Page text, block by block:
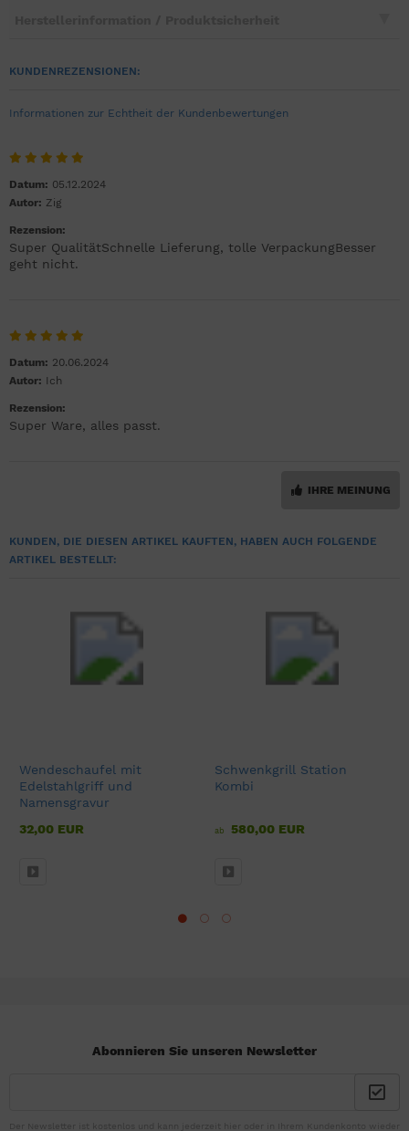
KUNDENREZENSIONEN:
Informationen zur Echtheit der Kundenbewertungen
Datum: 05.12.2024
Autor: Zig
Rezension:
Super QualitätSchnelle Lieferung, tolle VerpackungBesser
geht nicht.
Datum: 20.06.2024
Autor: Ich
Rezension:
Super Ware, alles passt.
IHRE MEINUNG
KUNDEN, DIE DIESEN ARTIKEL KAUFTEN, HABEN AUCH FOLGENDE
ARTIKEL BESTELLT:
Wendeschaufel mit
Edelstahlgriff und
Namensgravur
32,00 EUR
Schwenkgrill Station
Kombi
ab 580,00 EUR
Abonnieren Sie unseren Newsletter
Der Newsletter ist kostenlos und kann jederzeit hier oder in Ihrem Kundenkonto wieder